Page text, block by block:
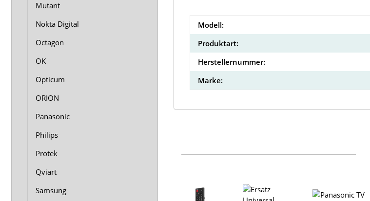
Modell:
Produktart:
Herstellernummer:
Marke:
Mutant
Nokta Digital
Octagon
OK
Opticum
ORION
Panasonic
Philips
Protek
Qviart
Samsung